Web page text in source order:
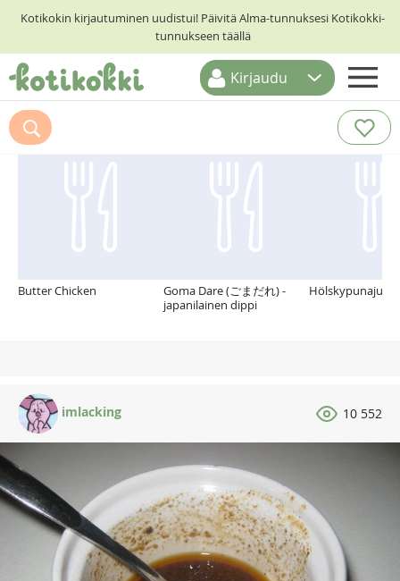
Kotikokin kirjautuminen uudistui! Päivitä Alma-tunnuksesi Kotikokki-
tunnukseen täällä
ETUSIVU
RESEPTIHAKU
Kirjaudu
Suosittelemme myös
Butter Chicken
Goma Dare (ごまだれ) -
japanilainen dippi
imlacking 10 552